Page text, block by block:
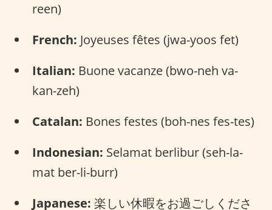
reen)
French: Joyeuses fêtes (jwa-yoos fet)
Italian: Buone vacanze (bwo-neh va-
kan-zeh)
Catalan: Bones festes (boh-nes fes-tes)
Indonesian: Selamat berlibur (seh-la-
mat ber-li-burr)
Japanese: 楽しい休暇をお過ごしくださ